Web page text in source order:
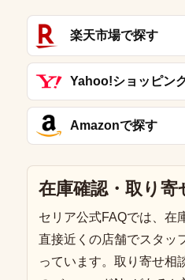
楽天市場で探す
Yahoo!ショッピン
Amazonで探す
在庫確認・取り寄
セリア公式FAQでは、在
直接近くの店舗でスタッ
っています。取り寄せ相